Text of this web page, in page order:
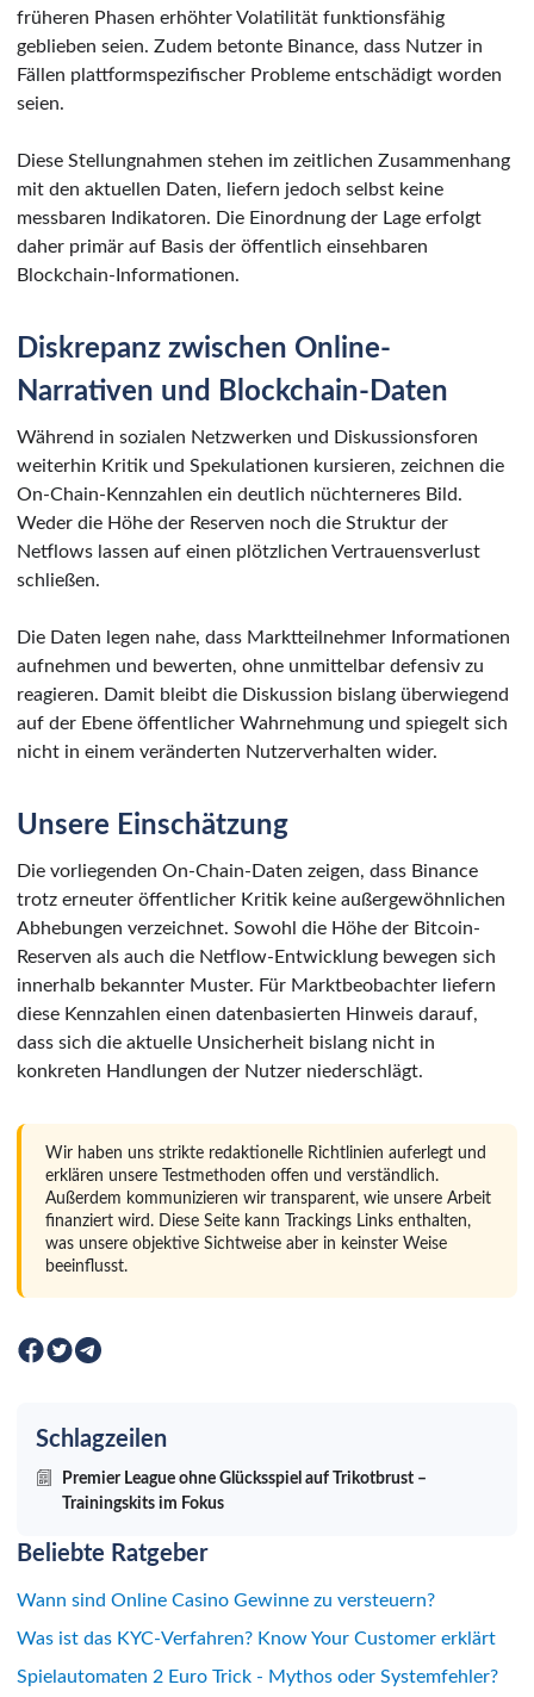
früheren Phasen erhöhter Volatilität funktionsfähig
geblieben seien. Zudem betonte Binance, dass Nutzer in
Fällen plattformspezifischer Probleme entschädigt worden
seien.
Diese Stellungnahmen stehen im zeitlichen Zusammenhang
mit den aktuellen Daten, liefern jedoch selbst keine
messbaren Indikatoren. Die Einordnung der Lage erfolgt
daher primär auf Basis der öffentlich einsehbaren
Blockchain-Informationen.
Diskrepanz zwischen Online-
Narrativen und Blockchain-Daten
Während in sozialen Netzwerken und Diskussionsforen
weiterhin Kritik und Spekulationen kursieren, zeichnen die
On-Chain-Kennzahlen ein deutlich nüchterneres Bild.
Weder die Höhe der Reserven noch die Struktur der
Netflows lassen auf einen plötzlichen Vertrauensverlust
schließen.
Die Daten legen nahe, dass Marktteilnehmer Informationen
aufnehmen und bewerten, ohne unmittelbar defensiv zu
reagieren. Damit bleibt die Diskussion bislang überwiegend
auf der Ebene öffentlicher Wahrnehmung und spiegelt sich
nicht in einem veränderten Nutzerverhalten wider.
Unsere Einschätzung
Die vorliegenden On-Chain-Daten zeigen, dass Binance
trotz erneuter öffentlicher Kritik keine außergewöhnlichen
Abhebungen verzeichnet. Sowohl die Höhe der Bitcoin-
Reserven als auch die Netflow-Entwicklung bewegen sich
innerhalb bekannter Muster. Für Marktbeobachter liefern
diese Kennzahlen einen datenbasierten Hinweis darauf,
dass sich die aktuelle Unsicherheit bislang nicht in
konkreten Handlungen der Nutzer niederschlägt.
Wir haben uns strikte redaktionelle Richtlinien auferlegt und
erklären unsere Testmethoden offen und verständlich.
Außerdem kommunizieren wir transparent, wie unsere Arbeit
finanziert wird. Diese Seite kann Trackings Links enthalten,
was unsere objektive Sichtweise aber in keinster Weise
beeinflusst.
Schlagzeilen
Premier League ohne Glücksspiel auf Trikotbrust –
Trainingskits im Fokus
Beliebte Ratgeber
Wann sind Online Casino Gewinne zu versteuern?
Was ist das KYC-Verfahren? Know Your Customer erklärt
Spielautomaten 2 Euro Trick - Mythos oder Systemfehler?